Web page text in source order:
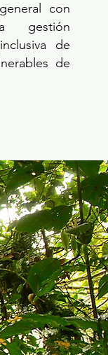
con
gestión
de
de